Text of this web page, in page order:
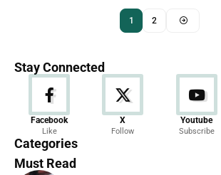
1 2
Stay Connected
Facebook
Like
X
Follow
Youtube
Subscribe
Categories
Новини
23 Articles
Must Read